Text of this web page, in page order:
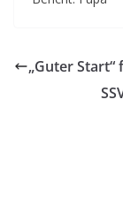
„Guter